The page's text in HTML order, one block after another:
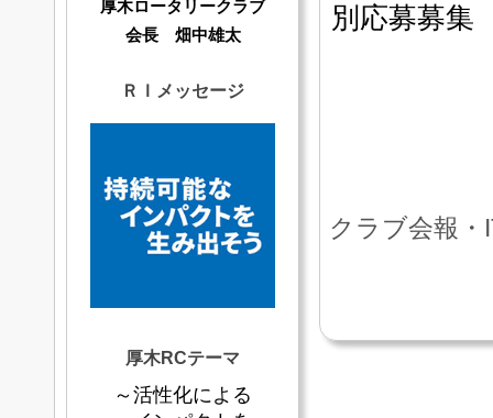
別応募募集
クラブ会報・
厚木ロータリークラブ
会長 畑中雄太
ＲＩメッセージ
厚木RCテーマ
～活性化による